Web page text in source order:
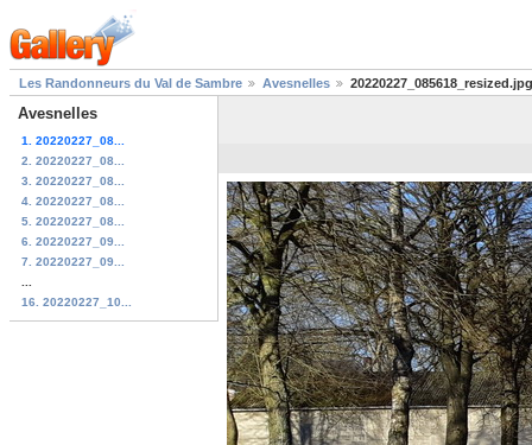
Les Randonneurs du Val de Sambre Avesnelles 20220227_085618_resized.jpg
Avesnelles
1. 20220227_08...
2. 20220227_08...
3. 20220227_08...
4. 20220227_08...
5. 20220227_08...
6. 20220227_09...
7. 20220227_09...
16. 20220227_10...